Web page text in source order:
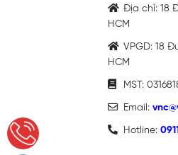
Địa chỉ: 18
HCM
VPGD: 18
HCM
MST:
Email:
Hotline: